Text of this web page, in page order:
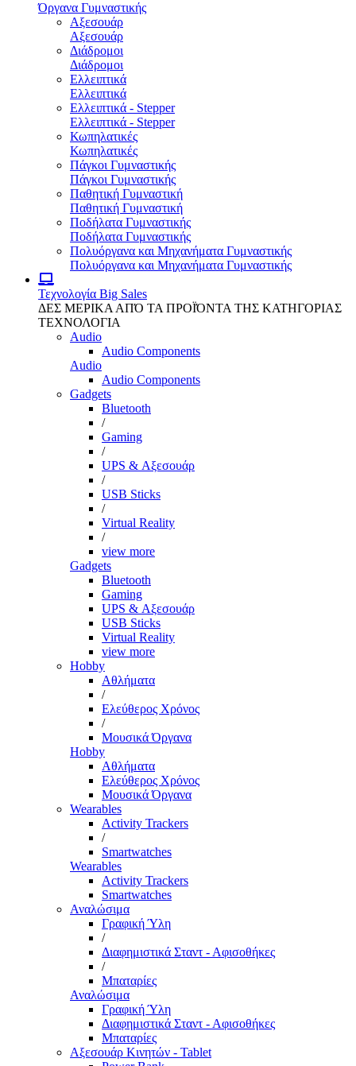
Όργανα Γυμναστικής
Αξεσουάρ
Αξεσουάρ
Διάδρομοι
Διάδρομοι
Ελλειπτικά
Ελλειπτικά
Ελλειπτικά - Stepper
Ελλειπτικά - Stepper
Κωπηλατικές
Κωπηλατικές
Πάγκοι Γυμναστικής
Πάγκοι Γυμναστικής
Παθητική Γυμναστική
Παθητική Γυμναστική
Ποδήλατα Γυμναστικής
Ποδήλατα Γυμναστικής
Πολυόργανα και Μηχανήματα Γυμναστικής
Πολυόργανα και Μηχανήματα Γυμναστικής
Τεχνολογία Big Sales
ΔΕΣ ΜΕΡΙΚΑ ΑΠΌ ΤΑ ΠΡΟΪΌΝΤΑ ΤΗΣ ΚΑΤΗΓΟΡΙΑΣ
ΤΕΧΝΟΛΟΓΙΑ
Audio
Audio Components
Audio
Audio Components
Gadgets
Bluetooth
/
Gaming
/
UPS & Αξεσουάρ
/
USB Sticks
/
Virtual Reality
/
view more
Gadgets
Bluetooth
Gaming
UPS & Αξεσουάρ
USB Sticks
Virtual Reality
view more
Hobby
Αθλήματα
/
Ελεύθερος Χρόνος
/
Μουσικά Όργανα
Hobby
Αθλήματα
Ελεύθερος Χρόνος
Μουσικά Όργανα
Wearables
Activity Trackers
/
Smartwatches
Wearables
Activity Trackers
Smartwatches
Αναλώσιμα
Γραφική Ύλη
/
Διαφημιστικά Σταντ - Αφισοθήκες
/
Μπαταρίες
Αναλώσιμα
Γραφική Ύλη
Διαφημιστικά Σταντ - Αφισοθήκες
Μπαταρίες
Αξεσουάρ Κινητών - Tablet